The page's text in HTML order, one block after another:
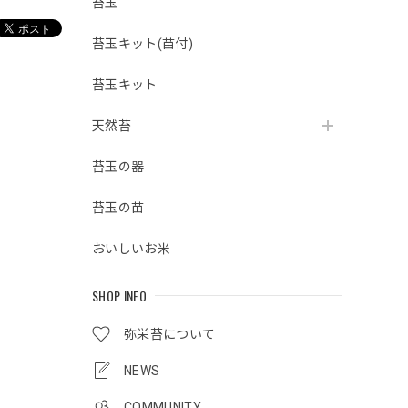
苔玉キット(苗付)
苔玉キット
天然苔
苔玉の器
苔玉の苗
おいしいお米
SHOP INFO
弥栄苔について
NEWS